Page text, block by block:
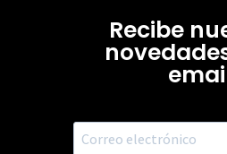
Recibe